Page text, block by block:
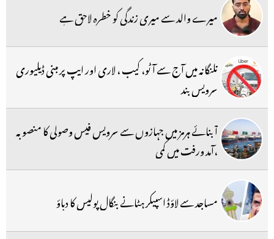
میرے والد سے میری زندگی کو خطرہ لاحق ہے
تلنگانہ میں آج سے آٹو، کیب ، لاری اور ایپ پر مبنی ڈیلیوری
سرویس بند
آبنائے ہرمز میں جہازوں سے سرویس فیس وصولی کا منصوبہ
،آمد ورفت میں کمی
مساجد سے لاؤڈ اسپیکر ہٹانے بنگال پولیس کا دباؤ